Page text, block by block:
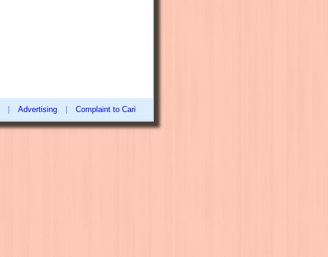
Advertising Complaint to Cari